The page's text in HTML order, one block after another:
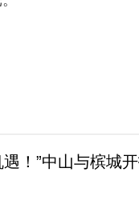
遇！”中山与槟城